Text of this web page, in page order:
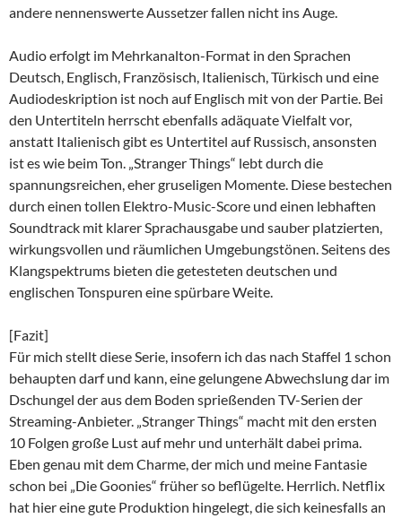
andere nennenswerte Aussetzer fallen nicht ins Auge.
Audio erfolgt im Mehrkanalton-Format in den Sprachen
Deutsch, Englisch, Französisch, Italienisch, Türkisch und eine
Audiodeskription ist noch auf Englisch mit von der Partie. Bei
den Untertiteln herrscht ebenfalls adäquate Vielfalt vor,
anstatt Italienisch gibt es Untertitel auf Russisch, ansonsten
ist es wie beim Ton. „Stranger Things“ lebt durch die
spannungsreichen, eher gruseligen Momente. Diese bestechen
durch einen tollen Elektro-Music-Score und einen lebhaften
Soundtrack mit klarer Sprachausgabe und sauber platzierten,
wirkungsvollen und räumlichen Umgebungstönen. Seitens des
Klangspektrums bieten die getesteten deutschen und
englischen Tonspuren eine spürbare Weite.
[Fazit]
Für mich stellt diese Serie, insofern ich das nach Staffel 1 schon
behaupten darf und kann, eine gelungene Abwechslung dar im
Dschungel der aus dem Boden sprießenden TV-Serien der
Streaming-Anbieter. „Stranger Things“ macht mit den ersten
10 Folgen große Lust auf mehr und unterhält dabei prima.
Eben genau mit dem Charme, der mich und meine Fantasie
schon bei „Die Goonies“ früher so beflügelte. Herrlich. Netflix
hat hier eine gute Produktion hingelegt, die sich keinesfalls an